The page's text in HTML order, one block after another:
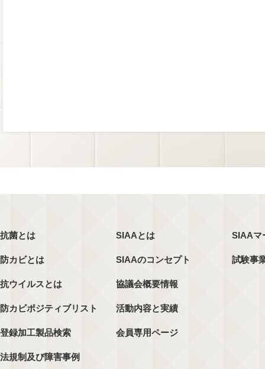
抗菌とは
防カビとは
抗ウイルスとは
防カビポジティブリスト
登録加工製品検索
法規制及び障害事例
SIAAとは
SIAAのコンセプト
協議会概要情報
活動内容と実績
会員専用ページ
SIAAマ
試験事